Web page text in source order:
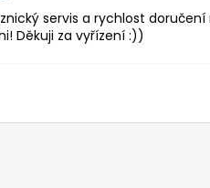
servis a rychlost
Děkuji za vyřízení :))